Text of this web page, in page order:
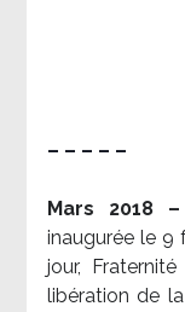
– – – – –
Mars 2018 –
inaugurée le 9
jour,
libération de